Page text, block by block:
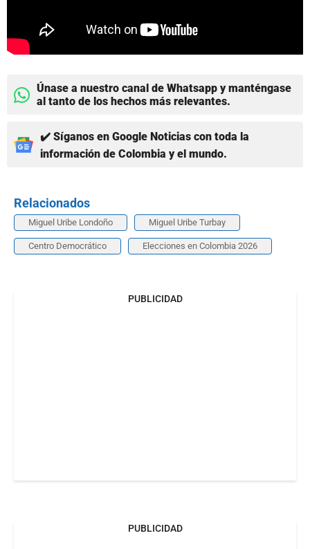
Únase a nuestro canal de Whatsapp y manténgase
al tanto de los hechos más relevantes.
✔️ Síganos en Google Noticias con toda la
información de Colombia y el mundo.
Relacionados
Miguel Uribe Londoño Miguel Uribe Turbay
Centro Democrático Elecciones en Colombia 2026
PUBLICIDAD
PUBLICIDAD